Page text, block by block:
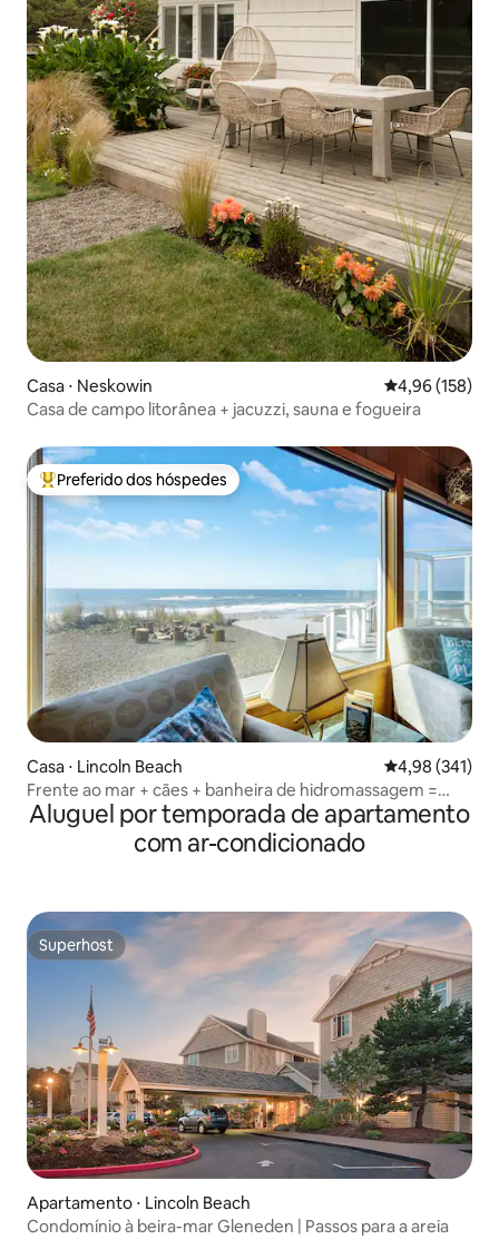
Casa ⋅ Neskowin 4,96 de uma
4,96 (158)
Casa de campo litorânea + jacuzzi, sauna e fogueira
Entre os melhores preferidos dos hóspedes
Preferido dos hóspedes
Casa ⋅ Lincoln Beach 4,98 de uma
4,98 (341)
Frente ao mar + cães + banheira de hidromassagem =
casa de praia paradisíaca!
Aluguel por temporada de apartamento
com ar-condicionado
Superhost
Superhost
Apartamento ⋅ Lincoln Beach
Condomínio à beira-mar Gleneden | Passos para a areia